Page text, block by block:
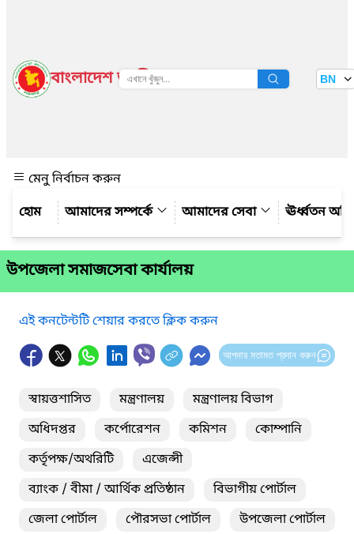
বাংলাদেশ জাতীয় তথ্য বাতায়ন BN
মেনু নির্বাচন করুন
আমাদের সম্পর্কে
আমাদের সেবা ঊর্ধ্বতন
উপজেলা সমাজসেবা কার্যালয়
এই কনটেন্টটি শেয়ার করতে ক্লিক করুন
আপনার মতামত প্রদান করুন
স্বায়ত্তশাসিত মন্ত্রণালয়
মন্ত্রণালয় বিভাগ
অধিদপ্তর
কর্পোরেশন কমিশন
কোম্পানি
কর্তৃপক্ষ/অথরিটি
এজেন্সী
ব্যাংক / বীমা / আর্থিক প্রতিষ্ঠান
বিভাগীয় পোর্টাল
জেলা পোর্টাল
পৌরসভা পোর্টাল
উপজেলা পোর্টাল